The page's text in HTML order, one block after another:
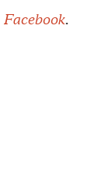
Facebook.